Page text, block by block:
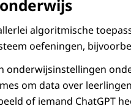
algoritmische
oefeningen,
om data over
of iemand ChatGPT